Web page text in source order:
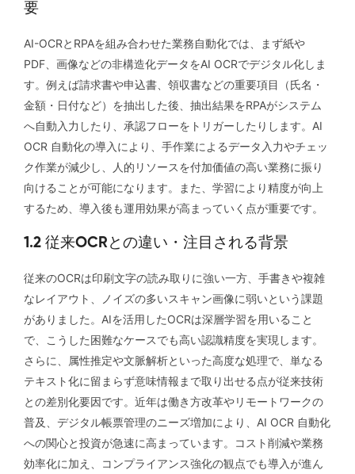
要
AI-OCRとRPAを組み合わせた業務自動化では、まず紙や
PDF、画像などの非構造化データをAI OCRでデジタル化しま
す。例えば請求書や申込書、領収書などの重要項目（氏名・
金額・日付など）を抽出した後、抽出結果をRPAがシステム
へ自動入力したり、承認フローをトリガーしたりします。AI
OCR 自動化の導入により、手作業によるデータ入力やチェッ
ク作業が減少し、人的リソースを付加価値の高い業務に振り
向けることが可能になります。また、学習により精度が向上
するため、導入後も運用効果が高まっていく点が重要です。
1.2 従来OCRとの違い・注目される背景
従来のOCRは印刷文字の読み取りに強い一方、手書きや複雑
なレイアウト、ノイズの多いスキャン画像に弱いという課題
がありました。AIを活用したOCRは深層学習を用いること
で、こうした困難なケースでも高い認識精度を実現します。
さらに、属性推定や文脈解析といった高度な処理で、単なる
テキスト化に留まらず意味情報まで取り出せる点が従来技術
との差別化要因です。近年は働き方改革やリモートワークの
普及、デジタル帳票管理のニーズ増加により、AI OCR 自動化
への関心と投資が急速に高まっています。コスト削減や業務
効率化に加え、コンプライアンス強化の観点でも導入が進ん